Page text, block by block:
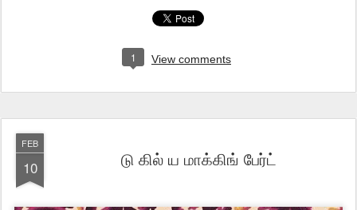
1 View comments
FEB
10 டு கில் ய மாக்கிங் பேர்ட்